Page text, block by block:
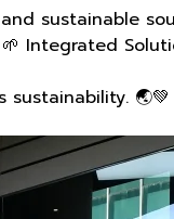
sustainable
Integrated
🌏💚